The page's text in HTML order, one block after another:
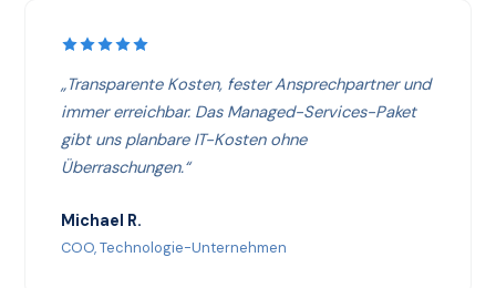
„Transparente Kosten, fester Ansprechpartner und
immer erreichbar. Das Managed-Services-Paket
gibt uns planbare IT-Kosten ohne
Überraschungen.“
Michael R.
COO, Technologie-Unternehmen